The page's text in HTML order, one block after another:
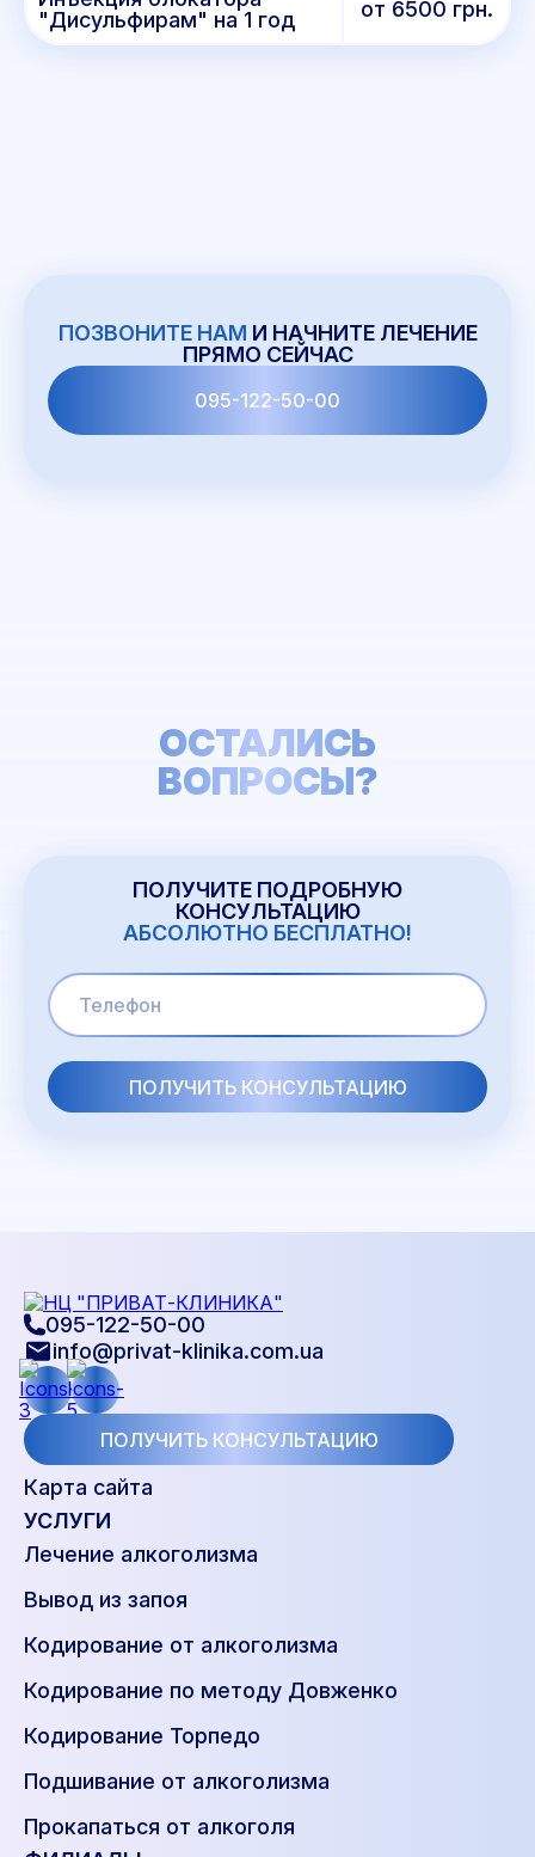
"Дисульфирам" на 1 год
от 6500 грн.
ПОЗВОНИТЕ НАМ И НАЧНИТЕ ЛЕЧЕНИЕ
ПРЯМО СЕЙЧАС
095-122-50-00
ОСТАЛИСЬ
ВОПРОСЫ?
ПОЛУЧИТЕ ПОДРОБНУЮ
КОНСУЛЬТАЦИЮ
АБСОЛЮТНО БЕСПЛАТНО!
095-122-50-00
info@privat-klinika.com.ua
ПОЛУЧИТЬ КОНСУЛЬТАЦИЮ
Карта сайта
УСЛУГИ
Лечение алкоголизма
Вывод из запоя
Кодирование от алкоголизма
Кодирование по методу Довженко
Кодирование Торпедо
Подшивание от алкоголизма
Прокапаться от алкоголя